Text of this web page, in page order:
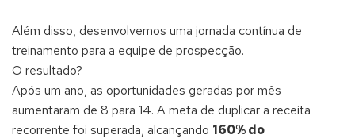
Além disso, desenvolvemos uma jornada contínua de
treinamento para a equipe de prospecção.
O resultado?
Após um ano, as oportunidades geradas por mês
aumentaram de 8 para 14. A meta de duplicar a receita
recorrente foi superada, alcançando 160% do